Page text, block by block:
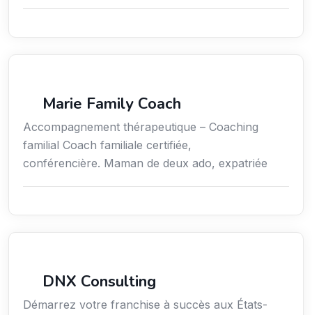
Marie Family Coach
Accompagnement thérapeutique – Coaching
familial Coach familiale certifiée,
conférencière. Maman de deux ado, expatriée
DNX Consulting
Démarrez votre franchise à succès aux États-